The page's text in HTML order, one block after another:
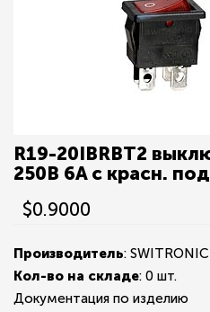
R19-20IBRBT2
250В 6A с красн.
$0.9000
Производитель: SWITRONIC
Кол-во на складе: 0 шт.
Документация по изделию